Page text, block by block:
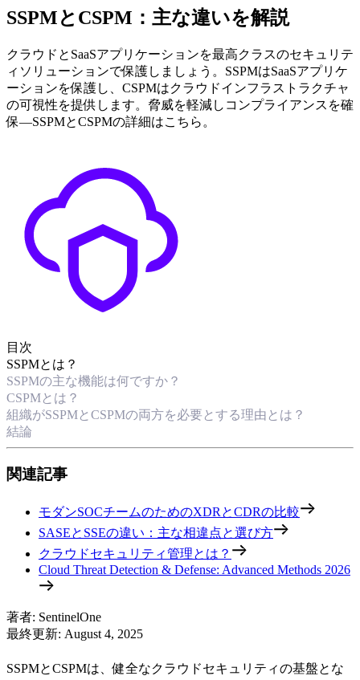
SSPMとCSPM：主な違いを解説
クラウドとSaaSアプリケーションを最高クラスのセキュリテ
ィソリューションで保護しましょう。SSPMはSaaSアプリケ
ーションを保護し、CSPMはクラウドインフラストラクチャ
の可視性を提供します。脅威を軽減しコンプライアンスを確
保—SSPMとCSPMの詳細はこちら。
目次
SSPMとは？
SSPMの主な機能は何ですか？
CSPMとは？
組織がSSPMとCSPMの両方を必要とする理由とは？
結論
関連記事
モダンSOCチームのためのXDRとCDRの比較
SASEとSSEの違い：主な相違点と選び方
クラウドセキュリティ管理とは？
Cloud Threat Detection & Defense: Advanced Methods 2026
著者: SentinelOne
最終更新: August 4, 2025
SSPMとCSPMは、健全なクラウドセキュリティの基盤とな